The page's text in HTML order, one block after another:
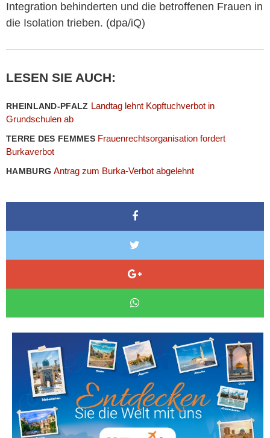
Integration behinderten und die betroffenen Frauen in
die Isolation trieben. (dpa/iQ)
LESEN SIE AUCH:
RHEINLAND-PFALZ Landtag lehnt Kopftuchverbot in
Grundschulen ab
TERRE DES FEMMES Frauenrechtsorganisation fordert
Burkaverbot
HAMBURGAntrag zum Burka-Verbot abgelehnt